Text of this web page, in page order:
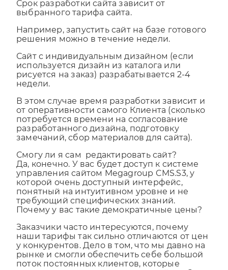
Срок разработки сайта зависит от
Например, запустить сайт на базе готового
Сайт с индивидуальным дизайном (если
используется дизайн из каталога или
рисуется на заказ) разрабатывается 2-4
В этом случае время разработки зависит и
от оперативности самого Клиента (сколько
потребуется времени на согласование
разработанного дизайна, подготовку
Смогу ли я сам редактировать сайт?
Да, конечно. У вас будет доступ к системе
управления сайтом Megagroup CMS.S3, у
которой очень доступный интерфейс,
понятный на интуитивном уровне и не
требующий специфических знаний.
Заказчики часто интересуются, почему
наши тарифы так сильно отличаются от цен
у конкурентов. Дело в том, что мы давно на
рынке и смогли обеспечить себе большой